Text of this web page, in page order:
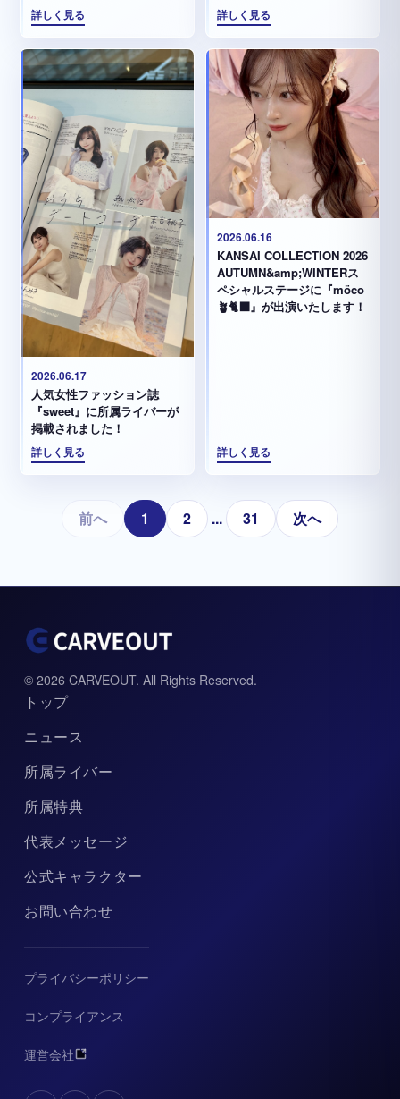
詳しく見る 詳しく見る
2026.06.17
人気女性ファッション誌
『sweet』に所属ライバーが
掲載されました！
詳しく見る
2026.06.16
KANSAI COLLECTION 2026
AUTUMN&amp;WINTERス
ペシャルステージに『möco
🪴🐈‍⬛』が出演いたします！
詳しく見る
前へ 1 2 ... 31 次へ
© 2026 CARVEOUT. All Rights Reserved.
トップ
ニュース
所属ライバー
所属特典
代表メッセージ
公式キャラクター
お問い合わせ
プライバシーポリシー
コンプライアンス
運営会社